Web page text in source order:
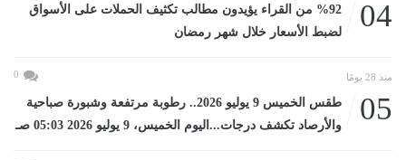
04
%92 من القراء يؤيدون مطالب تكثيف الحملات على الأسواق
لضبط الأسعار خلال شهر رمضان
منذ 28 يومًا 0
05
طقس الخميس 9 يوليو 2026.. رطوبة مرتفعة وشبورة صباحية
والأرصاد تكشف درجات...اليوم الخميس، 9 يوليو 2026 05:03 صـ